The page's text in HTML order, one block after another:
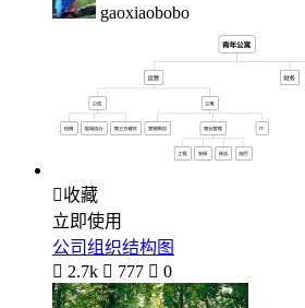
gaoxiaobobo
收藏
立即使用
公司组织结构图
 2.7k  777  0